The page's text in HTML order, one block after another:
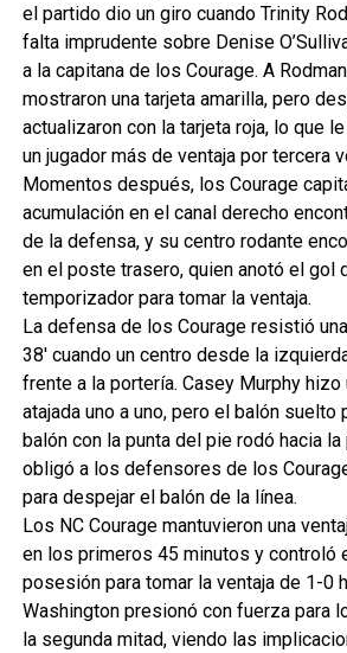
el partido dio un giro cuando Trinity
falta imprudente sobre Denise
a la capitana de los Courage. A
mostraron una tarjeta amarilla, pero
actualizaron con la tarjeta roja, lo que
un jugador más de ventaja por tercera
Momentos después, los Courage
acumulación en el canal derecho
de la defensa, y su centro rodante
en el poste trasero, quien anotó el gol
temporizador para tomar la ventaja.
La defensa de los Courage resistió
38′ cuando un centro desde la
frente a la portería. Casey Murphy hizo
atajada uno a uno, pero el balón suelto
balón con la punta del pie rodó hacia
obligó a los defensores de los
para despejar el balón de la línea.
Los NC Courage mantuvieron una
en los primeros 45 minutos y controló
posesión para tomar la ventaja de 1-0
Washington presionó con fuerza para
la segunda mitad, viendo las